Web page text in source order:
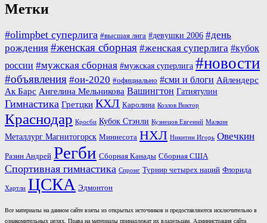
Метки
#olimpbet суперлига #высшая лига #девушки 2006 #день
рождения #женская сборная #женская суперлига #кубок
россии #мужская сборная #мужская суперлига #новости
#объявления #ои-2020 #официально #сми и блоги Айлендерс
Ак Барс Ангелина Мельникова Вашингтон Гатиятулин
Гимнастика Гретцки КХЛ Каролина Козлов Виктор
Краснодар Кросби Кубок Стэнли Кузнецов Евгений Малкин
Металлург Магнитогорск Миннесота НХЛ Никитин Игорь Овечкин
Разин Андрей Регби Сборная Канады Сборная США
Спортивная гимнастика Спронг Турнир четырех наций Флорида
Хартли ЦСКА Эдмонтон
Все материалы на данном сайте взяты из открытых источников и предоставляются исключительно в
ознакомительных целях. Права на материалы принадлежат их владельцам. Администрация сайта